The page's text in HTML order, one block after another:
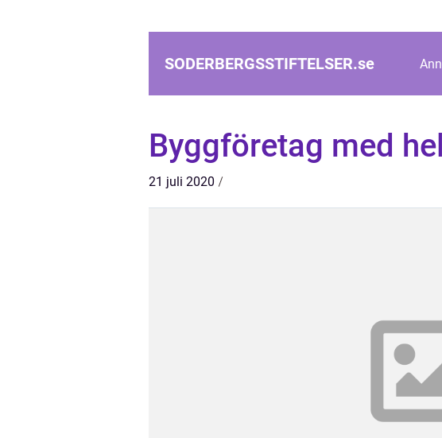
SODERBERGSSTIFTELSER.se
Byggföretag med
21 juli 2020